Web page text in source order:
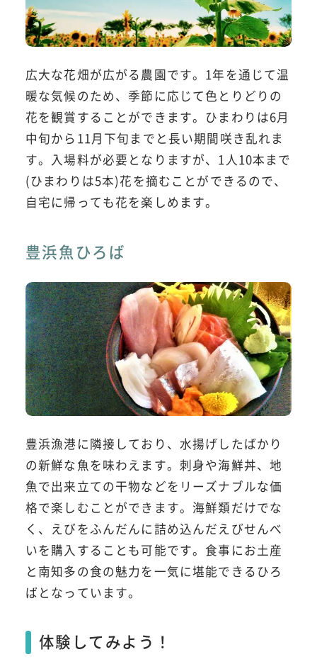
広大な花畑が広がる農園です。1年を通じて温
暖な気候のため、季節に応じて色とりどりの
花を観賞することができます。ひまわりは6月
中旬から11月下旬までと長い期間咲き乱れま
す。入場料が必要となりますが、1人10本まで
(ひまわりは5本)花を摘むことができるので、
自宅に帰っても花を楽しめます。
豊浜魚ひろば
豊浜漁港に隣接しており、水揚げしたばかり
の新鮮な魚を味わえます。刺身や海鮮丼、地
魚で出来立ての干物などをリーズナブルな価
格で楽しむことができます。海鮮類だけでな
く、えびをふんだんに詰め込んだえびせんべ
いを購入することも可能です。食事にお土産
と南知多の食の魅力を一気に堪能できるひろ
ばとなっています。
体験してみよう！